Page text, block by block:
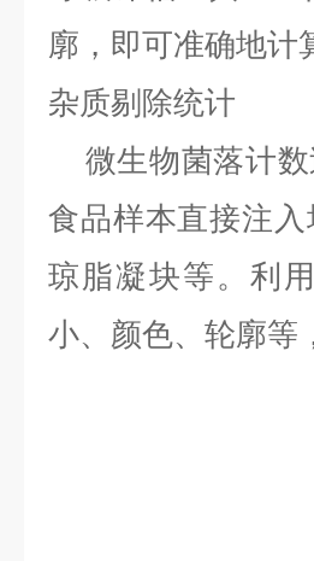
廓，即可准确地计
杂质剔除统计
微生物菌落计数
食品样本直接注
琼脂凝块等。利
小、颜色、轮廓等